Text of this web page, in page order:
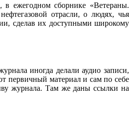
в ежегодном сборнике «Ветераны.
отрасли, о людях, чья
сделав их доступными широкому
иногда делали аудио записи,
первичный материал и сам по себе
журнала. Там же даны ссылки на